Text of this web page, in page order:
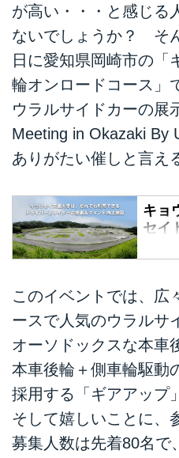
が高い・・・と感じる
ないでしょうか？ そ
日に愛知県岡崎市の「
輪オンロードコース」
ウラルサイドカーの展
Meeting in Okazaki By
ありがたい催しと言え
キョ
セイ
キョ
を通
ため
キョ
輪＆2
めの
やト
どを
このイベントでは、広
ースで人気のウラルサ
オーソドックスな本車
本車後輪＋側車輪駆動
採用する「ギアアップ
そして嬉しいことに
募集人数は先着80名で